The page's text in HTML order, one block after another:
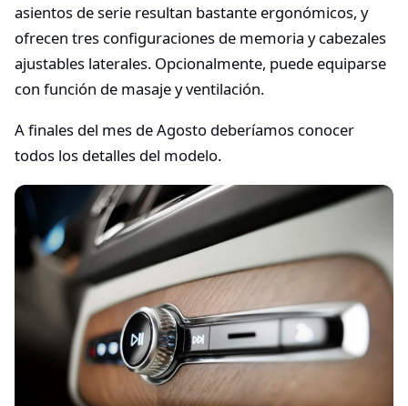
asientos de serie resultan bastante ergonómicos, y
ofrecen tres configuraciones de memoria y cabezales
ajustables laterales. Opcionalmente, puede equiparse
con función de masaje y ventilación.
A finales del mes de Agosto deberíamos conocer
todos los detalles del modelo.